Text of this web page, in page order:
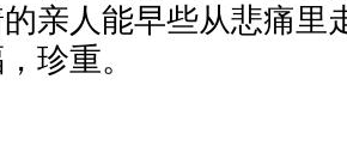
亲人能早些从悲痛里
珍重。